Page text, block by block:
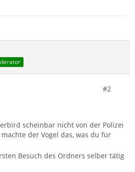
#2
scheinbar nicht von der Polizei
der Vogel das, was du für
Besuch des Ordners selber tätig